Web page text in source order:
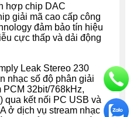
hợp chip DAC
giải mã cao cấp công
đảm bảo tín hiệu
cực thấp và dải động
Leak Stereo 230
nhạc số độ phân giải
32bit/768kHz,
qua kết nối PC USB và
ở dịch vụ stream nhạc